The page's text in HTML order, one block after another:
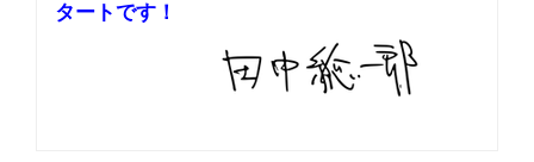
タートです！